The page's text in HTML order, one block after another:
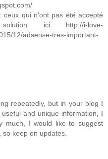
ceux qui n'ont pas été accepté
ici http://i-love-
12/adsense-tres-important-
repeatedly, but in your blog I
and unique information, I
much, I would like to suggest
keep on updates.